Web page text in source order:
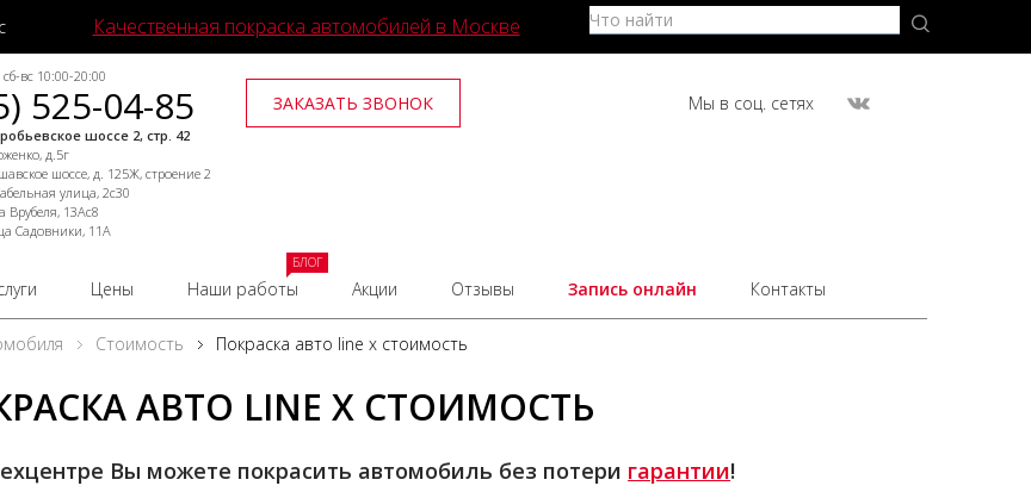
Качественная покраска автомобилей в Москве
вс 10:00-20:00
525-04-85
шоссе 2, стр. 42
д.5г
шоссе, д. 125Ж, строение 2
улица, 2с30
Врубеля, 13Ас8
Садовники, 11А
ЗАКАЗАТЬ ЗВОНОК Мы в соц. сетях
Цены Наши работы
БЛОГ
Акции Отзывы Запись онлайн Контакты
Стоимость Покраска авто line x стоимость
АВТО LINE X СТОИМОСТЬ
Вы можете покрасить автомобиль без потери гарантии!